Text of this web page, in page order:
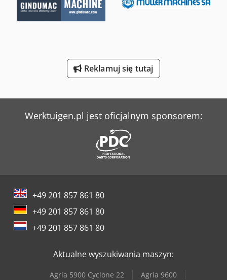
Weima C 140
Weima Wl 4
Reklamuj się tutaj
Werktuigen.pl jest oficjalnym sponsorem:
+49 201 857 861 80
+49 201 857 861 80
+49 201 857 861 80
Aktualne wyszukiwania maszyn:
Agria 5900 Cyclone 22
Agria 9600